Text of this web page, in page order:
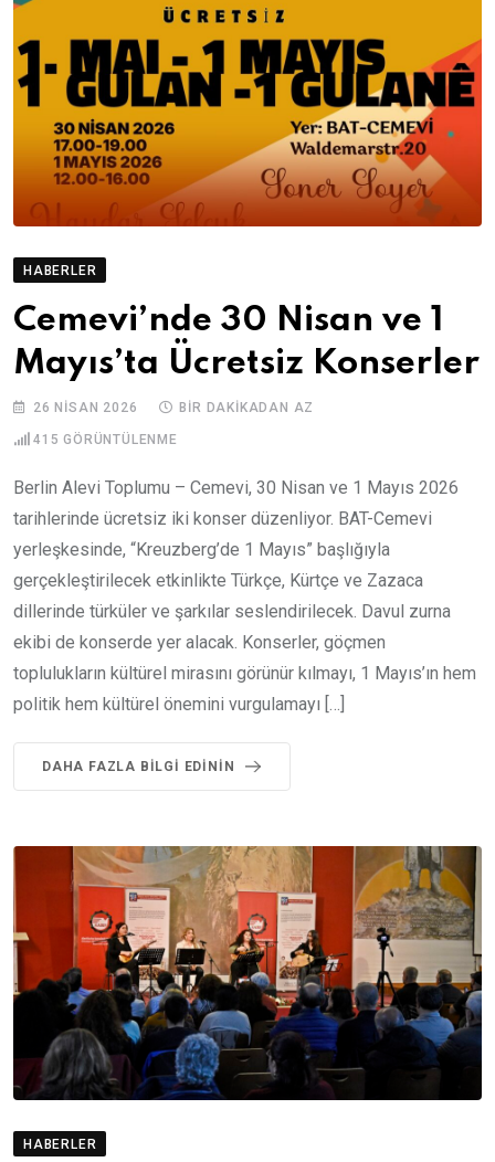
HABERLER
Cemevi’nde 30 Nisan ve 1
Mayıs’ta Ücretsiz Konserler
26 NISAN 2026 BIR DAKIKADAN AZ
415 GÖRÜNTÜLENME
Berlin Alevi Toplumu – Cemevi, 30 Nisan ve 1 Mayıs 2026
tarihlerinde ücretsiz iki konser düzenliyor. BAT-Cemevi
yerleşkesinde, “Kreuzberg’de 1 Mayıs” başlığıyla
gerçekleştirilecek etkinlikte Türkçe, Kürtçe ve Zazaca
dillerinde türküler ve şarkılar seslendirilecek. Davul zurna
ekibi de konserde yer alacak. Konserler, göçmen
toplulukların kültürel mirasını görünür kılmayı, 1 Mayıs’ın hem
politik hem kültürel önemini vurgulamayı […]
DAHA FAZLA BILGI EDININ
HABERLER